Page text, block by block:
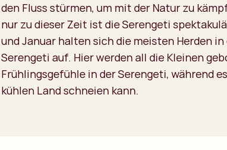
den Fluss stürmen, um mit der Natur zu
nur zu dieser Zeit ist die Serengeti
und Januar halten sich die meisten Herden
Serengeti auf. Hier werden all die Kleinen
Frühlingsgefühle in der Serengeti, während
kühlen Land schneien kann.